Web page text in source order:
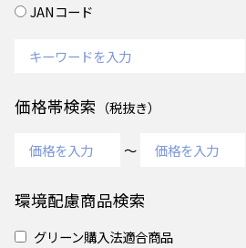
JANコード
価格帯検索 （税抜き）
～
環境配慮商品検索
グリーン購入法適合商品